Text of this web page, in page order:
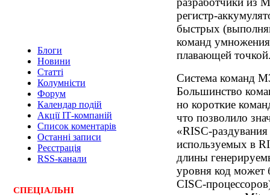
Блоги
Новини
Статті
Колумністи
Форум
Календар подій
Акції ІТ-компаній
Список коментарів
Останні записи
Реєстрація
RSS-канали
СПЕЦІАЛЬНІ
регистр-
быстрых
команд
плавающей
Система команд
Большинство
но короткие
что позволило
«RISC-
используемых в
длины
уровня код может
CISC-